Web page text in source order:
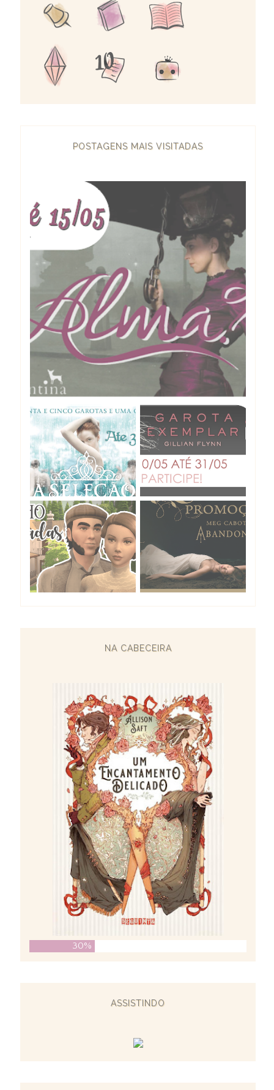
POSTAGENS MAIS VISITADAS
NA CABECEIRA
30%
ASSISTINDO